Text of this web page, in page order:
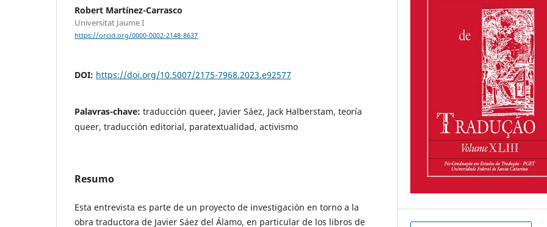
Robert Martínez-Carrasco
Universitat Jaume I
https://orcid.org/0000-0002-2148-8637
DOI: https://doi.org/10.5007/2175-7968.2023.e92577
Palavras-chave: traducción queer, Javier Sáez, Jack Halberstam, teoría
queer, traducción editorial, paratextualidad, activismo
Resumo
Esta entrevista es parte de un proyecto de investigación en torno a la
obra traductora de Javier Sáez del Álamo, en particular de los libros de